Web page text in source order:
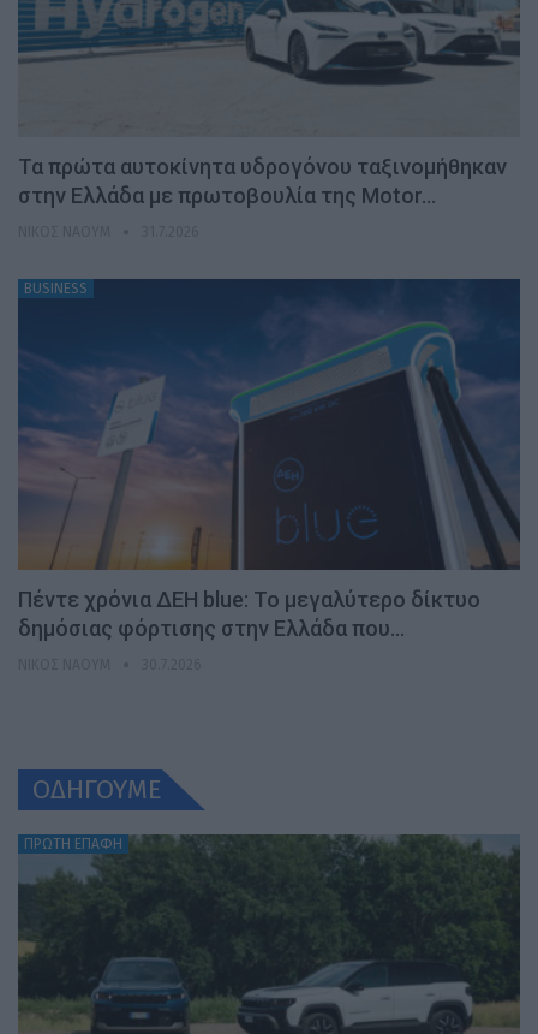
Τα πρώτα αυτοκίνητα υδρογόνου ταξινομήθηκαν
στην Ελλάδα με πρωτοβουλία της Motor…
BUSINESS
Πέντε χρόνια ΔΕΗ blue: Το μεγαλύτερο δίκτυο
δημόσιας φόρτισης στην Ελλάδα που…
ΟΔΗΓΟΥΜΕ
ΠΡΩΤΗ ΕΠΑΦΗ